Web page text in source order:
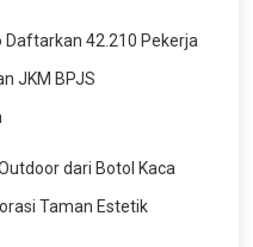
Daftarkan 42.210 Pekerja
JKM BPJS
dari Botol Kaca
Taman Estetik